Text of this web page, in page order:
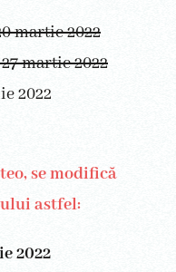
martie 2022
martie 2022
2022
se modifică
astfel:
2022